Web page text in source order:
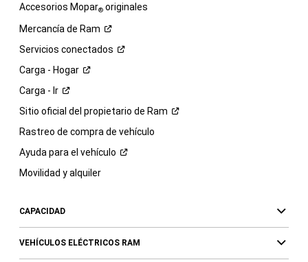
Accesorios Mopar®originales
Mercancía de Ram
Servicios conectados
Carga - Hogar
Carga - Ir
Sitio oficial del propietario de Ram
Rastreo de compra de vehículo
Ayuda para el vehículo
Movilidad y alquiler
CAPACIDAD
VEHÍCULOS ELÉCTRICOS RAM